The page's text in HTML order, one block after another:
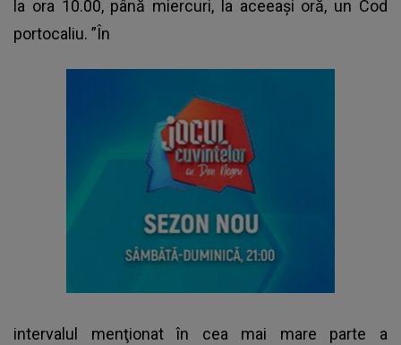
la ora 10.00, până miercuri, la aceeaşi oră, un Cod
portocaliu. ”În
intervalul menţionat în cea mai mare parte a